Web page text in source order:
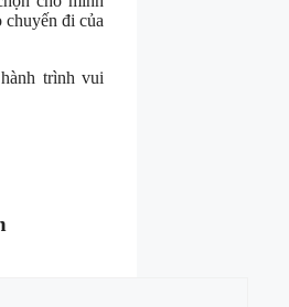
chuyến đi của
trình vui